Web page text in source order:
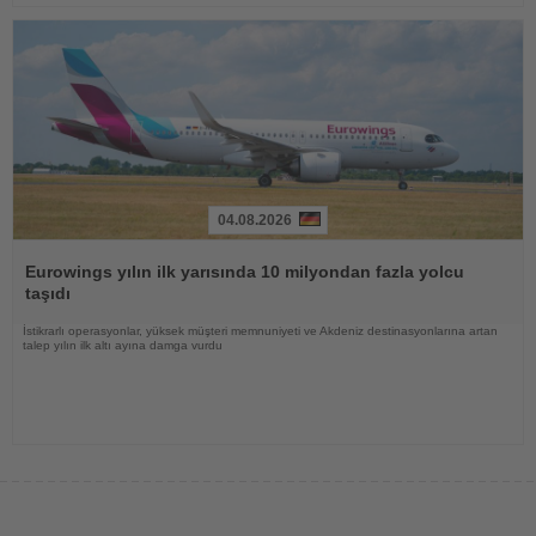
Oku
04.08.2026
Eurowings yılın ilk yarısında 10 milyondan fazla yolcu
taşıdı
İstikrarlı operasyonlar, yüksek müşteri memnuniyeti ve Akdeniz destinasyonlarına artan
talep yılın ilk altı ayına damga vurdu